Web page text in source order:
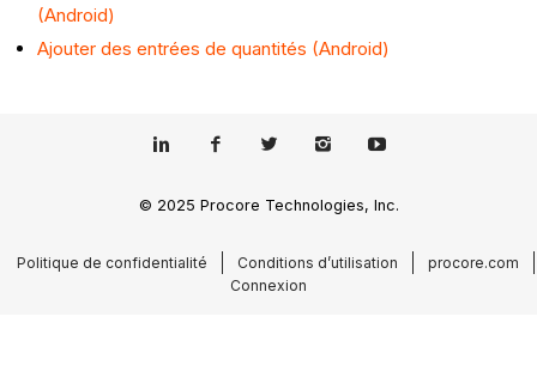
(Android)
Ajouter des entrées de quantités (Android)
© 2025 Procore Technologies, Inc.
Politique de confidentialité Conditions d’utilisation
procore.com
Connexion